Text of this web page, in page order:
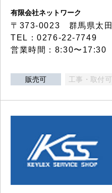
有限会社ネットワーク
〒373-0023 群馬県太
TEL：0276-22-7749
営業時間：8:30〜17:30
販売可 工事・取付可